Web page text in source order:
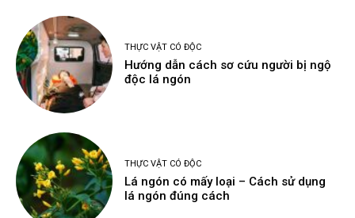
THỰC VẬT CÓ ĐỘC
Hướng dẫn cách sơ cứu người bị ngộ
độc lá ngón
THỰC VẬT CÓ ĐỘC
Lá ngón có mấy loại – Cách sử dụng
lá ngón đúng cách